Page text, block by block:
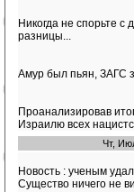
Никогда не спорьте
разницы...
Амур был пьян, ЗАГС
Проанализировав
Израилю всех
Чт,
Новость : ученым
Существо ничего не